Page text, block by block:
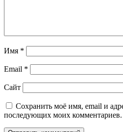
Имя *
Email *
Сайт
Сохранить моё имя, email и
последующих моих комментариев.